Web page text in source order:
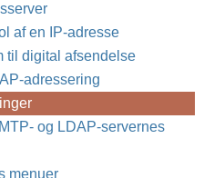
af en IP-adresse
til digital afsendelse
adressering
og LDAP-servernes
menuer